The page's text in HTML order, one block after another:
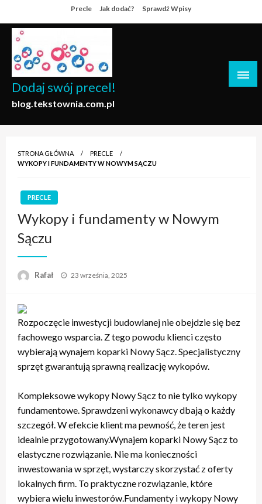
to
content
Precle Jak dodać? Sprawdź Wpisy
Dodaj swój precel!
blog.tekstownia.com.pl
STRONA GŁÓWNA
PRECLE
WYKOPY I FUNDAMENTY W NOWYM SĄCZU
PRECLE
Wykopy i fundamenty w Nowym
Sączu
Rafał
Opublikowane
23 września, 2025
Rozpoczęcie inwestycji budowlanej nie obejdzie się bez
fachowego wsparcia. Z tego powodu klienci często
wybierają wynajem koparki Nowy Sącz. Specjalistyczny
sprzęt gwarantują sprawną realizację wykopów.
Kompleksowe wykopy Nowy Sącz to nie tylko wykopy
fundamentowe. Sprawdzeni wykonawcy dbają o każdy
szczegół. W efekcie klient ma pewność, że teren jest
idealnie przygotowany.Wynajem koparki Nowy Sącz to
elastyczne rozwiązanie. Nie ma konieczności
inwestowania w sprzęt, wystarczy skorzystać z oferty
lokalnych firm. To praktyczne rozwiązanie, które
wybiera wielu inwestorów.Fundamenty i wykopy Nowy